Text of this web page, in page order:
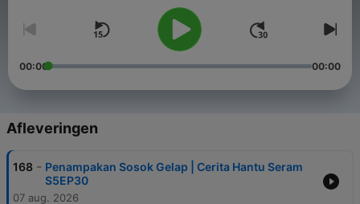
00:00 00:00
Afleveringen
168 - Penampakan Sosok Gelap | Cerita Hantu Seram
S5EP30
07 aug. 2026